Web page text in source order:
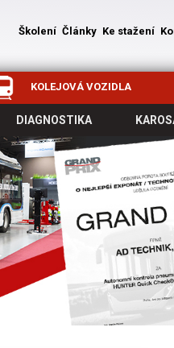
Školení Články Ke stažení
KOLEJOVÁ VOZIDLA
DIAGNOSTIKA